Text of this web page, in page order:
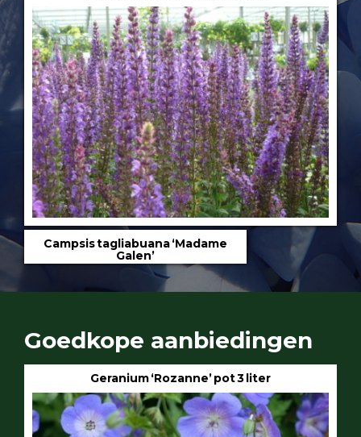
Campsis tagliabuana ‘Madame
Galen’
Goedkope aanbiedingen
Geranium ‘Rozanne’ pot 3 liter